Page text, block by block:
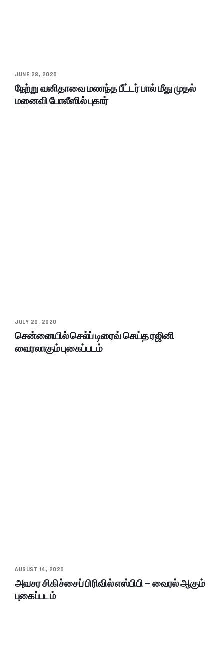
JUNE 28, 2020
நேற்று வனிதாவை மணந்த பீட்டர் பால் மீது முதல்
மனைவி போலீஸில் புகார்
JULY 20, 2020
சென்னையில் செல்ப் டிரைவ் செய்த ரஜினி
வைரலாகும் புகைப்படம்
AUGUST 14, 2020
அவசர சிகிச்சைப் பிரிவில் எஸ்பிபி – வைரல் ஆகும்
புகைப்படம்